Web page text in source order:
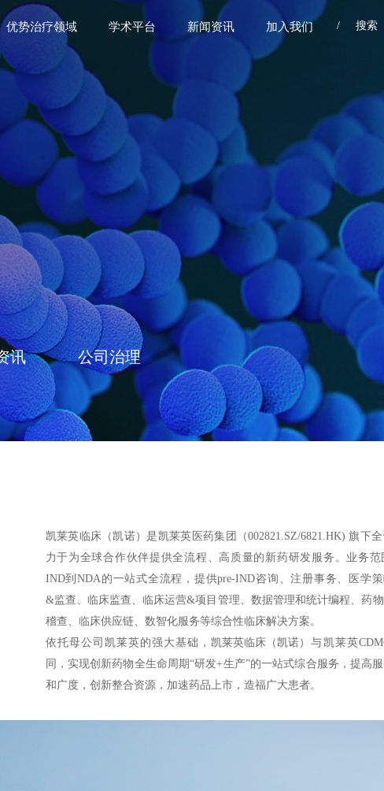
优势治疗领域 学术平台 新闻资讯 加入我们 / 搜索
讯 公司治理
凯莱英临床（凯诺）是凯莱英医药集团（002821.SZ/6821.HK) 旗下
力于为全球合作伙伴提供全流程、高质量的新药研发服务。业务范
IND到NDA的一站式全流程，提供pre-IND咨询、注册事务、医学
&监查、临床监查、临床运营&项目管理、数据管理和统计编程、药
稽查、临床供应链、数智化服务等综合性临床解决方案。
依托母公司凯莱英的强大基础，凯莱英临床（凯诺） 与凯莱英
同，实现创新药物全生命周期“研发+生产”的一站式综合服务，提高
和广度，创新整合资源，加速药品上市，造福广大患者。